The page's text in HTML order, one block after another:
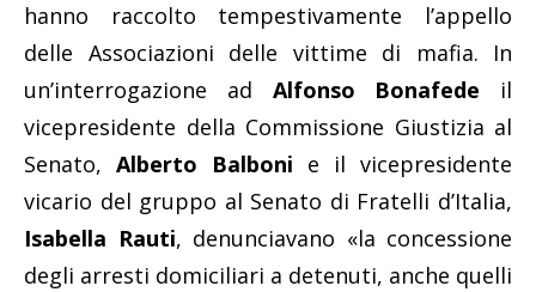
hanno raccolto tempestivamente l’appello
delle Associazioni delle vittime di mafia. In
un’interrogazione ad Alfonso Bonafede il
vicepresidente della Commissione Giustizia al
Senato, Alberto Balboni e il vicepresidente
vicario del gruppo al Senato di Fratelli d’Italia,
Isabella Rauti, denunciavano «la concessione
degli arresti domiciliari a detenuti, anche quelli